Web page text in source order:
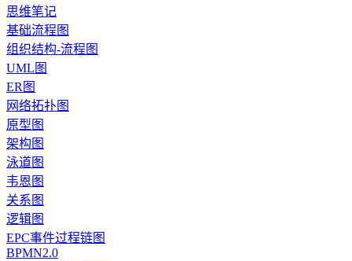
思维笔记
基础流程图
组织结构-流程图
UML图
ER图
网络拓扑图
原型图
架构图
泳道图
韦恩图
关系图
逻辑图
EPC事件过程链图
BPMN2.0